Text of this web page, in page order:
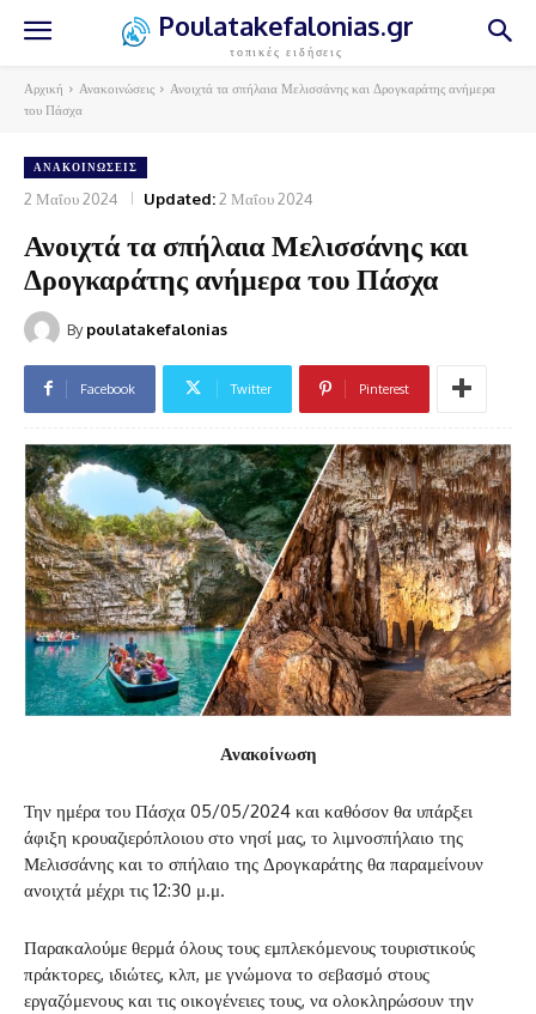
Poulatakefalonias.gr
τοπικές ειδήσεις
Αρχική Ανακοινώσεις
Ανοιχτά τα σπήλαια Μελισσάνης και Δρογκαράτης ανήμερα
του Πάσχα
ΑΝΑΚΟΙΝΏΣΕΙΣ
2 Μαΐου 2024 Updated:2 Μαΐου 2024
Ανοιχτά τα σπήλαια Μελισσάνης και
Δρογκαράτης ανήμερα του Πάσχα
By poulatakefalonias
Facebook Twitter Pinterest
Ανακοίνωση
Την ημέρα του Πάσχα 05/05/2024 και καθόσον θα υπάρξει
άφιξη κρουαζιερόπλοιου στο νησί μας, το λιμνοσπήλαιο της
Μελισσάνης και το σπήλαιο της Δρογκαράτης θα παραμείνουν
ανοιχτά μέχρι τις 12:30 μ.μ.
Παρακαλούμε θερμά όλους τους εμπλεκόμενους τουριστικούς
πράκτορες, ιδιώτες, κλπ, με γνώμονα το σεβασμό στους
εργαζόμενους και τις οικογένειες τους, να ολοκληρώσουν την